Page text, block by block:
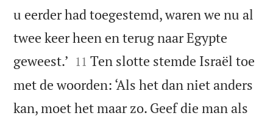
u eerder had toegestemd, waren we nu al
twee keer heen en terug naar Egypte
geweest.’ 

11 Ten slotte stemde Israël toe
met de woorden: ‘Als het dan niet anders
kan, moet het maar zo. Geef die man als